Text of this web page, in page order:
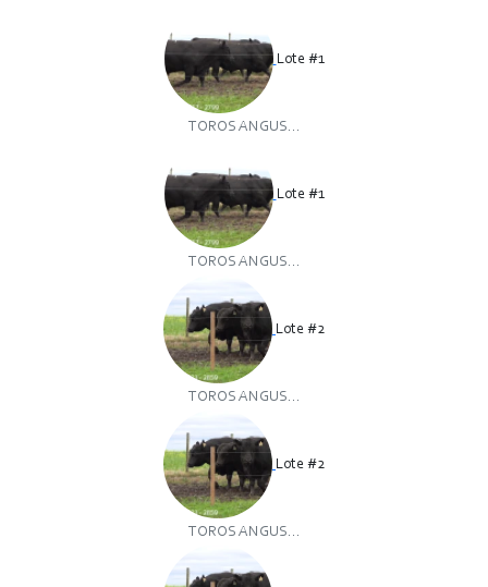
Lote #1
TOROS ANGUS...
Lote #1
TOROS ANGUS...
Lote #2
TOROS ANGUS...
Lote #2
TOROS ANGUS...